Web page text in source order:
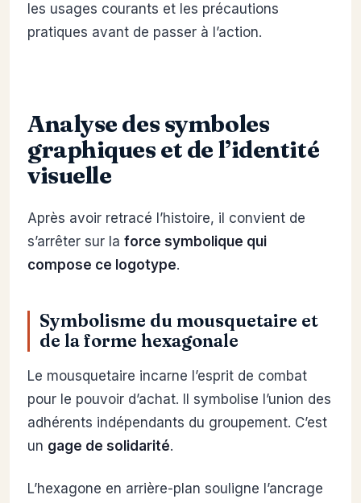
les usages courants et les précautions
pratiques avant de passer à l’action.
Analyse des symboles
graphiques et de l’identité
visuelle
Après avoir retracé l’histoire, il convient de
s’arrêter sur la force symbolique qui
compose ce logotype.
Symbolisme du mousquetaire et
de la forme hexagonale
Le mousquetaire incarne l’esprit de combat
pour le pouvoir d’achat. Il symbolise l’union des
adhérents indépendants du groupement. C’est
un gage de solidarité.
L’hexagone en arrière-plan souligne l’ancrage